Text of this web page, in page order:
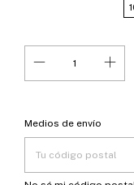
Entregas para el CP:
Medios de envío